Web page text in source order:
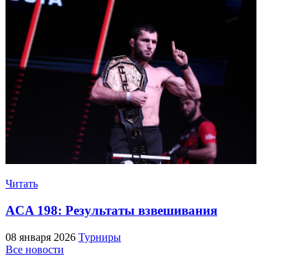
Читать
ACA 198: Результаты взвешивания
08 января 2026 Турниры
Все новости